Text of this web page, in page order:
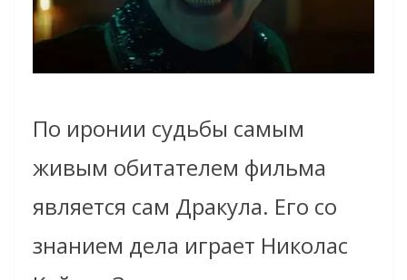
По иронии судьбы самым
живым обитателем фильма
является сам Дракула. Его со
знанием дела играет Николас